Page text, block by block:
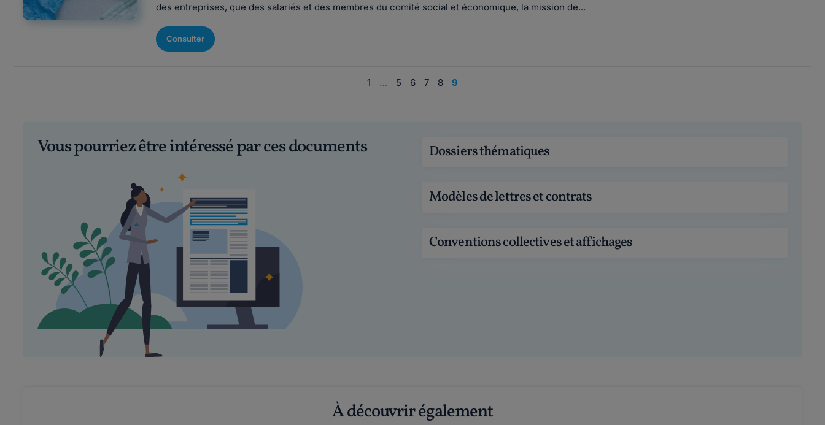
des entreprises, que des salariés et des membres du comité social et économique, la mission de...
Consulter
1 … 5 6 7 8 9
Vous pourriez être intéressé par ces documents Dossiers thématiques
Modèles de lettres et contrats
Conventions collectives et affichages
À découvrir également